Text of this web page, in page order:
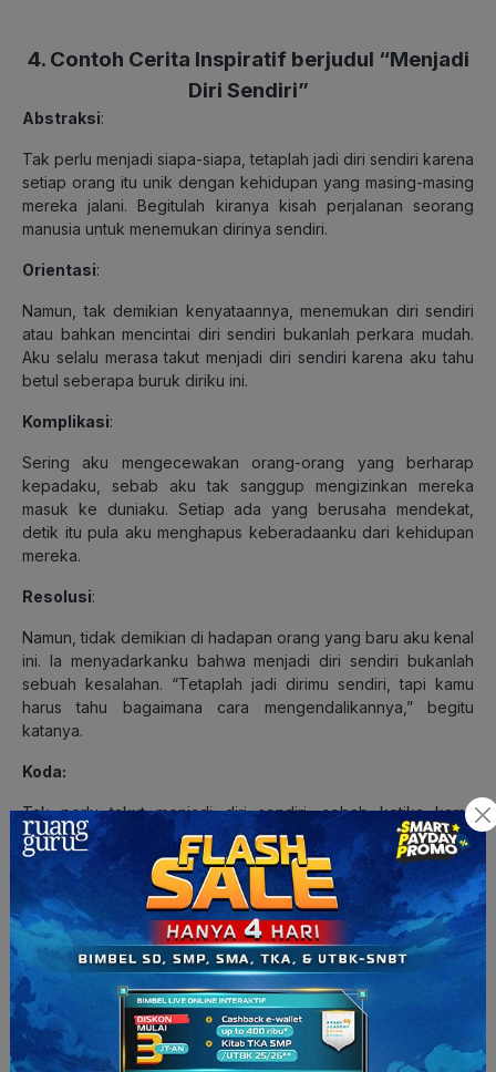
4. Contoh Cerita Inspiratif berjudul “Menjadi
Diri Sendiri”
Abstraksi:
Tak perlu menjadi siapa-siapa, tetaplah jadi diri sendiri karena
setiap orang itu unik dengan kehidupan yang masing-masing
mereka jalani. Begitulah kiranya kisah perjalanan seorang
manusia untuk menemukan dirinya sendiri.
Orientasi:
Namun, tak demikian kenyataannya, menemukan diri sendiri
atau bahkan mencintai diri sendiri bukanlah perkara mudah.
Aku selalu merasa takut menjadi diri sendiri karena aku tahu
betul seberapa buruk diriku ini.
Komplikasi:
Sering aku mengecewakan orang-orang yang berharap
kepadaku, sebab aku tak sanggup mengizinkan mereka
masuk ke duniaku. Setiap ada yang berusaha mendekat,
detik itu pula aku menghapus keberadaanku dari kehidupan
mereka.
Resolusi:
Namun, tidak demikian di hadapan orang yang baru aku kenal
ini. Ia menyadarkanku bahwa menjadi diri sendiri bukanlah
sebuah kesalahan. “Tetaplah jadi dirimu sendiri, tapi kamu
harus tahu bagaimana cara mengendalikannya,” begitu
katanya.
Koda:
Tak perlu takut menjadi diri sendiri, sebab ketika kamu
melakukannya, kamu bisa menembus batas-batas dirimu dan
menjadi lebih baik.
Baca Juga:
Kumpulan Contoh Teks Tanggapan Singkat
beserta Strukturnya
5. Contoh Cerita Inspiratif berjudul
“Serangkai Bunga untuk Ibu”
Abstraksi: